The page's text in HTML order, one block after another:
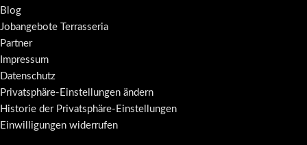
Blog
Jobangebote Terrasseria
Partner
Impressum
Datenschutz
Privatsphäre-Einstellungen ändern
Historie der Privatsphäre-Einstellungen
Einwilligungen widerrufen